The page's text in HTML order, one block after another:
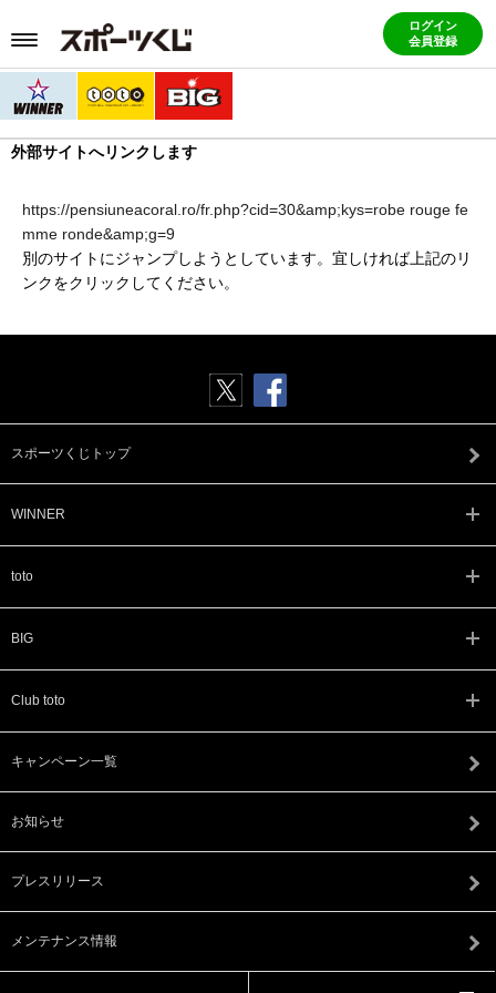
ログイン
会員登録
外部サイトへリンクします
https://pensiuneacoral.ro/fr.php?cid=30&amp;kys=robe rouge fe
mme ronde&amp;g=9
別のサイトにジャンプしようとしています。宜しければ上記のリ
ンクをクリックしてください。
スポーツくじトップ
WINNER
toto
BIG
Club toto
キャンペーン一覧
お知らせ
プレスリリース
メンテナンス情報